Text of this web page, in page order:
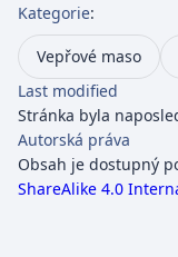
Kategorie:
Vepřové maso
Last modified
Stránka byla
Autorská práva
Obsah je dostupný
ShareAlike 4.0